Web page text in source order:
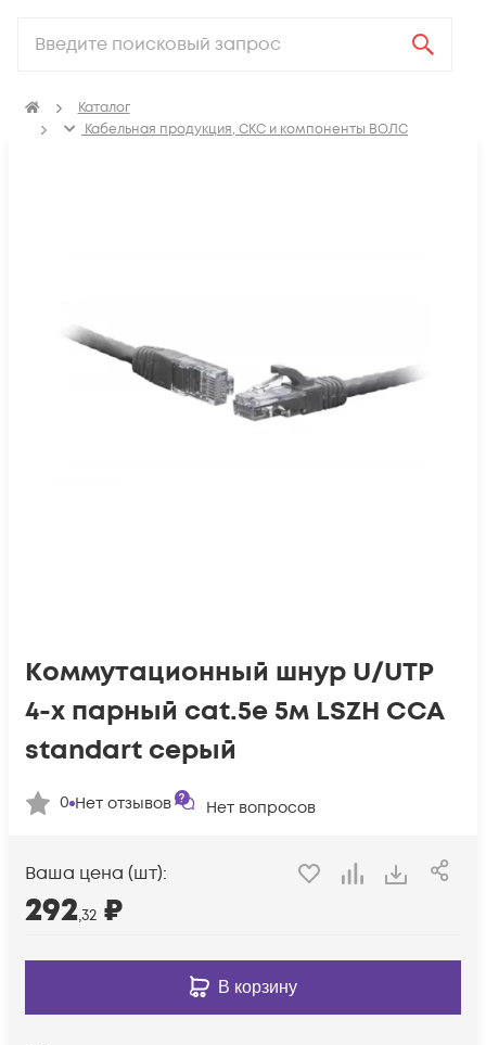
Каталог
Кабельная продукция, СКС и компоненты ВОЛС
Коммутационный шнур U/UTP
4-х парный cat.5e 5м LSZH CCA
standart серый
0 Нет отзывов Нет вопросов
Ваша цена (шт):
292,32 ₽
В корзину